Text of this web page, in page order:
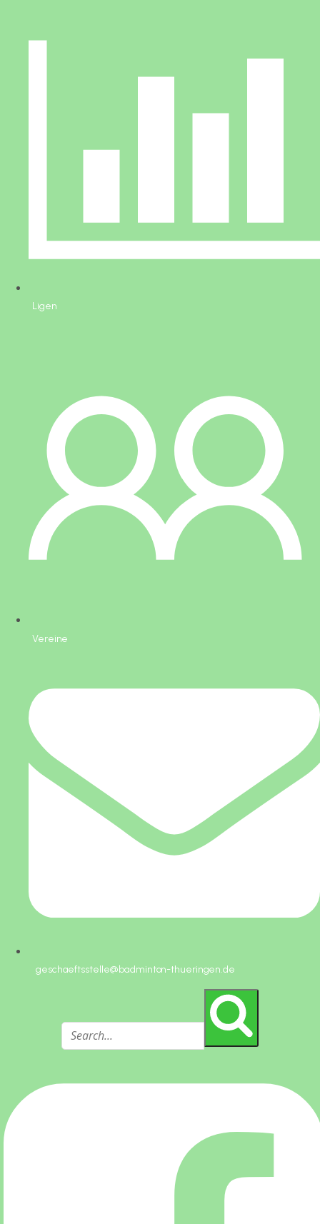
Ligen
Vereine
geschaeftsstelle@badminton-thueringen.de